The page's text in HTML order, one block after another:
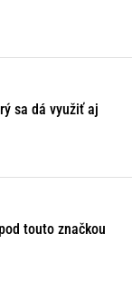
sa dá využiť aj
touto značkou